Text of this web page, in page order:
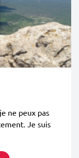
ne peux pas
Je suis